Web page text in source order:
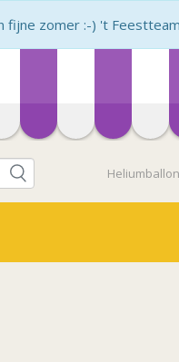
fijne zomer :-) 't Feestteam